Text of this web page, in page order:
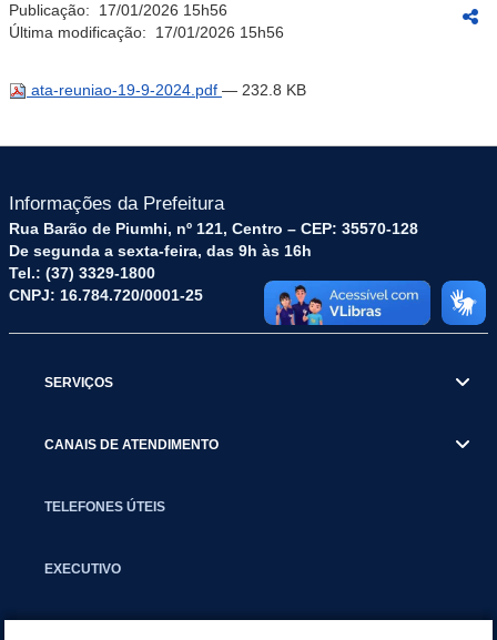
Publicação: 17/01/2026 15h56
Última modificação: 17/01/2026 15h56
ata-reuniao-19-9-2024.pdf — 232.8 KB
Informações da Prefeitura
Rua Barão de Piumhi, nº 121, Centro – CEP: 35570-128
De segunda a sexta-feira, das 9h às 16h
Tel.: (37) 3329-1800
CNPJ: 16.784.720/0001-25
SERVIÇOS
CANAIS DE ATENDIMENTO
TELEFONES ÚTEIS
EXECUTIVO